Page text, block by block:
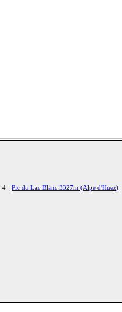
4 Pic du Lac Blanc 3327m (Alpe d'Huez)